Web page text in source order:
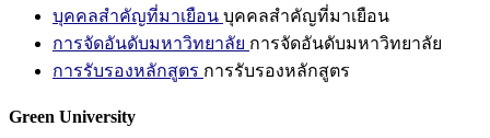
บุคคลสำคัญที่มาเยือน บุคคลสำคัญที่มาเยือน
การจัดอันดับมหาวิทยาลัย การจัดอันดับมหาวิทยาลัย
การรับรองหลักสูตร การรับรองหลักสูตร
Green University